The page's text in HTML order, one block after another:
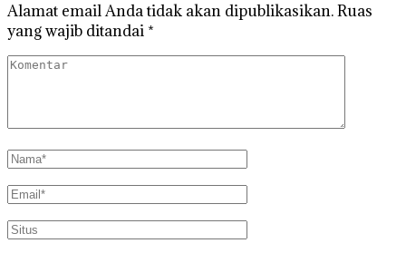
Alamat email Anda tidak akan dipublikasikan.Ruas
yang wajib ditandai *